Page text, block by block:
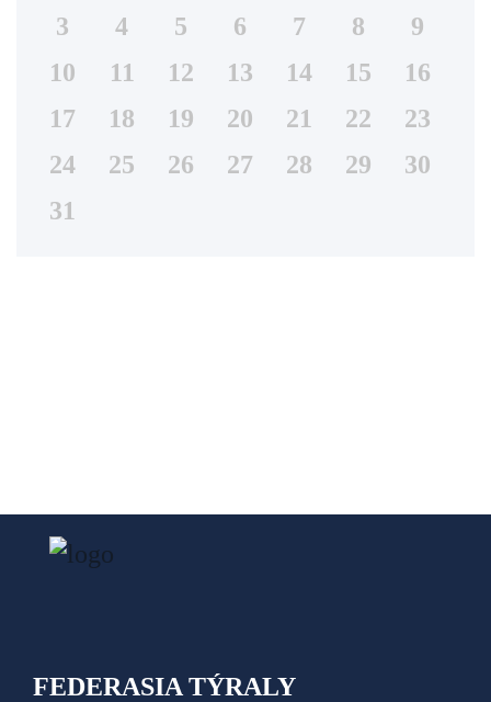
3
4 5 6 7 8
9
10
11 12 13 14 15
16
17
18 19 20 21 22
23
24
25 26 27 28 29
30
31
FEDERASIA TÝRALY